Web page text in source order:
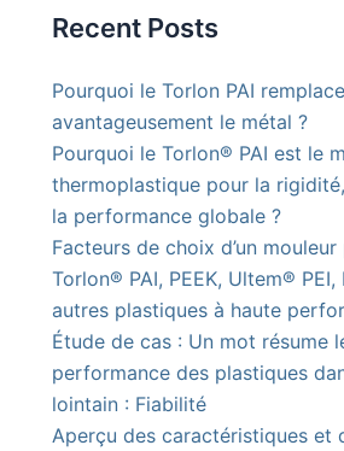
Recent Posts
Pourquoi le Torlon PAI
avantageusement le métal ?
Pourquoi le Torlon® PAI est le
thermoplastique pour la
la performance globale ?
Facteurs de choix d’un
Torlon® PAI, PEEK, Ultem®
autres plastiques à haute
Étude de cas : Un mot résume
performance des plastiques
lointain : Fiabilité
Aperçu des caractéristiques et